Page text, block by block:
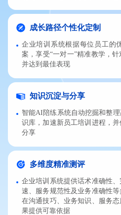
成长路径个性化定制
企业培训系统根据每位员工的
案，享受“一对一”精准教学，
并达到最佳表现
知识沉淀与分享
智能AI陪练系统自动挖掘和整
识库，加速新员工培训进程，
分享
多维度精准测评
企业培训系统提供话术准确性
速、服务规范性及业务准确性
在沟通技巧、业务知识、服务
果提供可靠依据